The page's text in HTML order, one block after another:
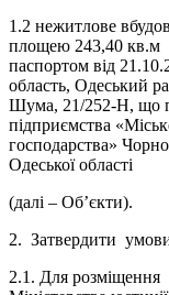
1.2 нежитлове
площею 243,40 кв.м
паспортом від
область, Одеський
Шума, 21/252-Н, що
підприємства
господарства»
Одеської області
(далі – Об’єкти).
2. Затвердити
2.1. Для розміщення